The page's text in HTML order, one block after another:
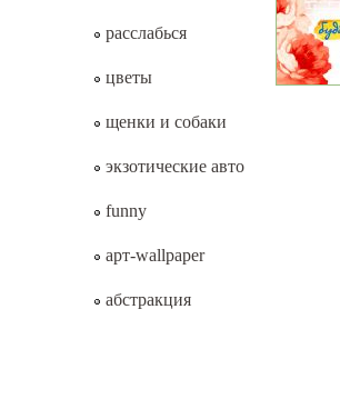
расслабься
цветы
щенки и собаки
экзотические авто
funny
арт-wallpaper
абстракция